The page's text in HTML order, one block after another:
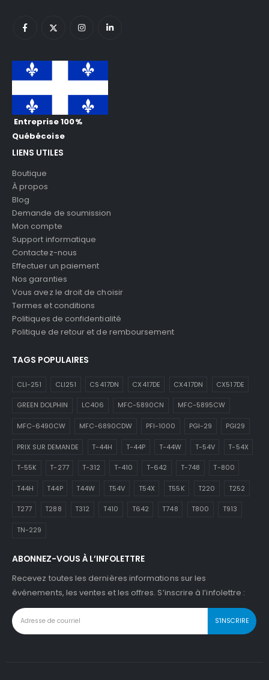
Entreprise 100%
Québécoise
LIENS UTILES
Boutique
À propos
Blog
Demande de soumission
Mon compte
Support informatique
Contactez-nous
Effectuer un paiement
Nos garanties
Vous avez le droit de choisir
Termes et conditions
Politiques de confidentialité
Politique de retour et de remboursement
TAGS POPULAIRES
CLI-251 CLI251 CS417DN CX417DE CX417DN CX517DE
GREEN DOLPHIN LC406 MFC-5890CN MFC-5895CW
MFC-6490CW MFC-6890CDW PFI-1000 PGI-29 PGI29
PRIX SUR DEMANDE T-44H T-44P T-44W T-54V T-54X
T-55K T-277 T-312 T-410 T-642 T-748 T-800
T44H T44P T44W T54V T54X T55K T220 T252
T277 T288 T312 T410 T642 T748 T800 T913
TN-229
ABONNEZ-VOUS À L’INFOLETTRE
Recevez toutes les dernières informations sur les
événements, les ventes et les offres. S’inscrire à l’infolettre :